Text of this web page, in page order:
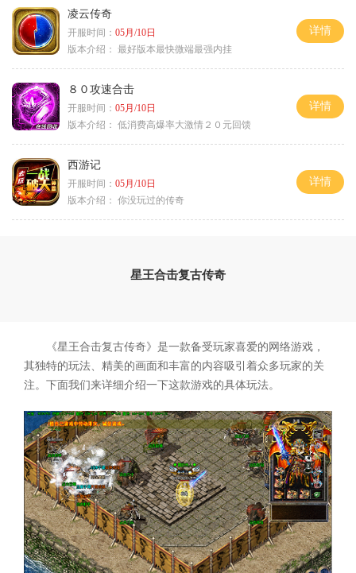
凌云传奇
开服时间： 05月/10日
版本介绍： 最好版本最快微端最强内挂
详情
８０攻速合击
开服时间： 05月/10日
版本介绍： 低消费高爆率大激情２０元回馈
详情
西游记
开服时间： 05月/10日
版本介绍： 你没玩过的传奇
详情
星王合击复古传奇
《星王合击复古传奇》是一款备受玩家喜爱的网络游戏，
其独特的玩法、精美的画面和丰富的内容吸引着众多玩家的关
注。下面我们来详细介绍一下这款游戏的具体玩法。